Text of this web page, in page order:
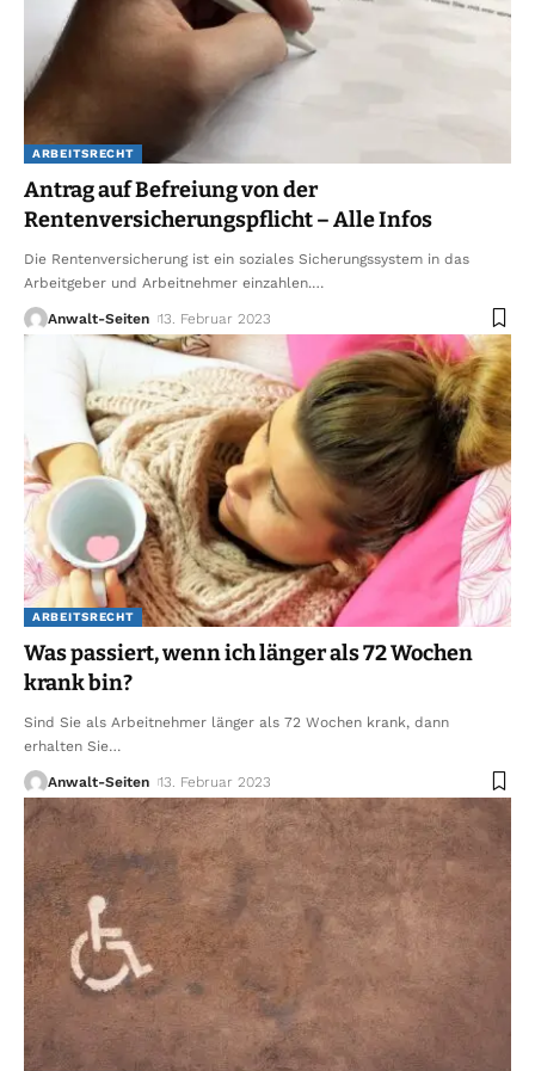
ARBEITSRECHT
Antrag auf Befreiung von der
Rentenversicherungspflicht – Alle Infos
Die Rentenversicherung ist ein soziales Sicherungssystem in das
Arbeitgeber und Arbeitnehmer einzahlen.…
Anwalt-Seiten 13. Februar 2023
ARBEITSRECHT
Was passiert, wenn ich länger als 72 Wochen
krank bin?
Sind Sie als Arbeitnehmer länger als 72 Wochen krank, dann
erhalten Sie…
Anwalt-Seiten 13. Februar 2023